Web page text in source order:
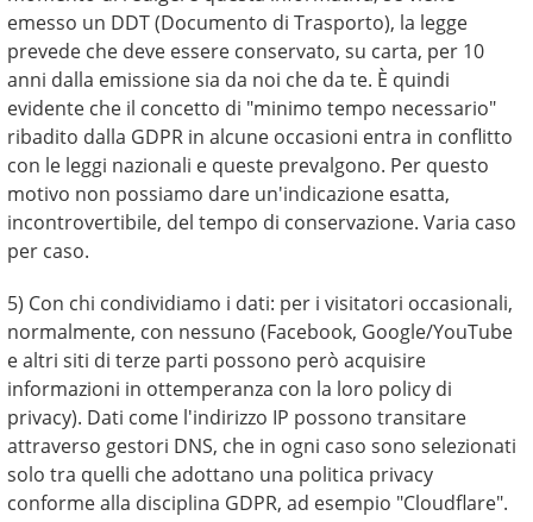
emesso un DDT (Documento di Trasporto), la legge
prevede che deve essere conservato, su carta, per 10
anni dalla emissione sia da noi che da te. È quindi
evidente che il concetto di "minimo tempo necessario"
ribadito dalla GDPR in alcune occasioni entra in conflitto
con le leggi nazionali e queste prevalgono. Per questo
motivo non possiamo dare un'indicazione esatta,
incontrovertibile, del tempo di conservazione. Varia caso
per caso.
5) Con chi condividiamo i dati: per i visitatori occasionali,
normalmente, con nessuno (Facebook, Google/YouTube
e altri siti di terze parti possono però acquisire
informazioni in ottemperanza con la loro policy di
privacy). Dati come l'indirizzo IP possono transitare
attraverso gestori DNS, che in ogni caso sono selezionati
solo tra quelli che adottano una politica privacy
conforme alla disciplina GDPR, ad esempio "Cloudflare".